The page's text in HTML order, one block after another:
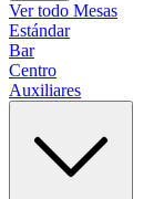
Ver todo Mesas
Estándar
Bar
Centro
Auxiliares